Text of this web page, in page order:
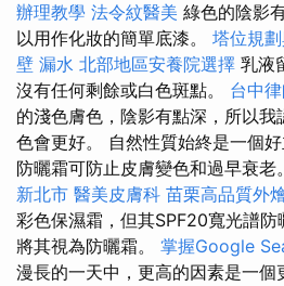
辦理教學 法令紋醫美 綠色的陰影
以用作化妝的簡單底漆。 塔位規
壁 漏水 北部地區安養院選擇 乳液
沒有任何剩餘或白色斑點。 台中
的淺色膚色，陰影有點深，所以
色會更好。 自然性質始終是一個
防曬霜可防止皮膚變色和過早衰老
新北市 醫美皮膚科 苗栗高品質外
彩色保濕霜，但其SPF20寬光譜
將其視為防曬霜。 掌握Google
漫長的一天中，更高的因素是一個